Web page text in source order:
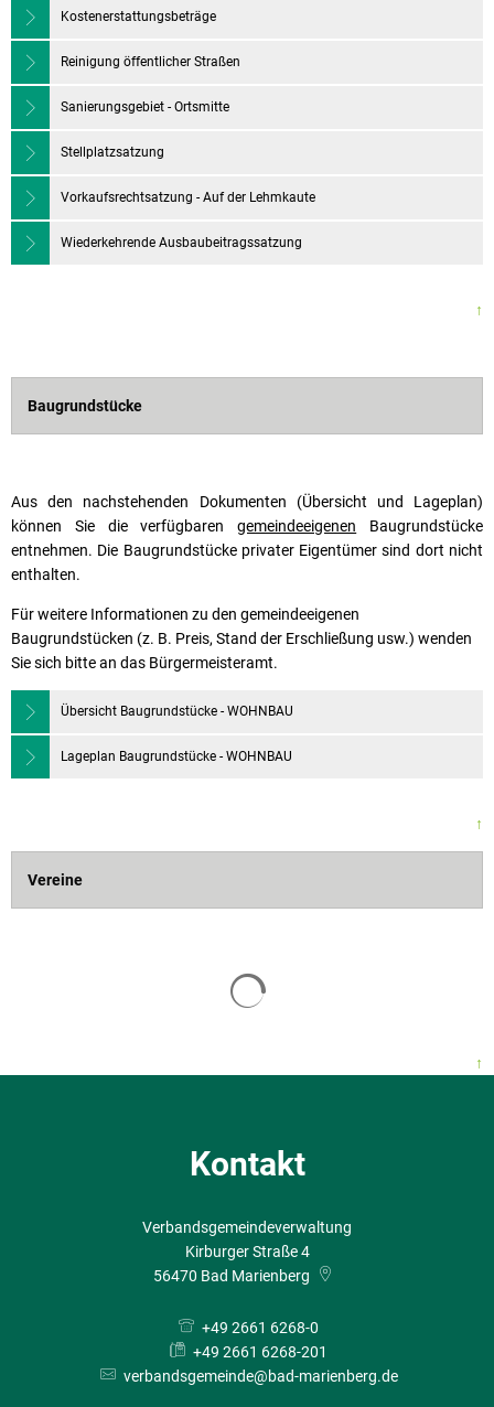
Kostenerstattungsbeträge
Reinigung öffentlicher Straßen
Sanierungsgebiet - Ortsmitte
Stellplatzsatzung
Vorkaufsrechtsatzung - Auf der Lehmkaute
Wiederkehrende Ausbaubeitragssatzung
↑
Baugrundstücke
Aus den nachstehenden Dokumenten (Übersicht und Lageplan)
können Sie die verfügbarengemeindeeigenen Baugrundstücke
entnehmen. Die Baugrundstücke privater Eigentümer sind dort nicht
enthalten.
Für weitere Informationen zu den gemeindeeigenen
Baugrundstücken (z. B. Preis, Stand der Erschließung usw.) wenden
Sie sich bitte an das Bürgermeisteramt.
Übersicht Baugrundstücke - WOHNBAU
Lageplan Baugrundstücke - WOHNBAU
↑
Vereine
↑
Kontakt
Verbandsgemeindeverwaltung
Kirburger Straße 4
56470 Bad Marienberg
+49 2661 6268-0
+49 2661 6268-201
verbandsgemeinde@bad-marienberg.de